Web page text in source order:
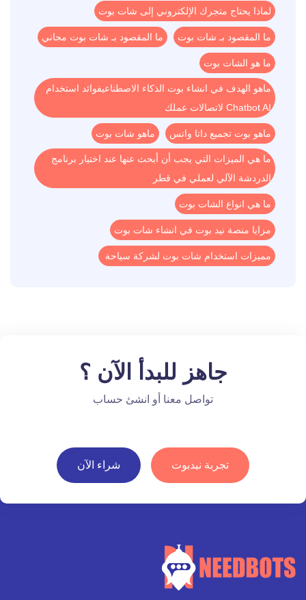
لماذا يحتاج متجرك الإلكتروني إلى شات بوت
ما المقصود بـ شات بوت ما المقصود بـ شات بوت مجاني
ما هو الشات بوت
ماهو الهدف في انشاء بوت الذكاء الاصطناعيفوائد استخدام
Chatbot AI لاتصالات عملك
ماهو بوت تجميع داتا واتس ماهو شات بوت
ما هي الميزات التي يجب أن أبحث عنها عند اختيار برنامج
الدردشة الآلي لعملي في قطر
ما هي انواع الشات بوت
مزايا منصة نيد بوت في انشاء شات بوت
مميزات استخدام شات بوت لشركة سياحة
جاهز للبدأ الآن ؟
تواصل معنا أو انشئ حساب
تجربة نيدبوت شراء الآن